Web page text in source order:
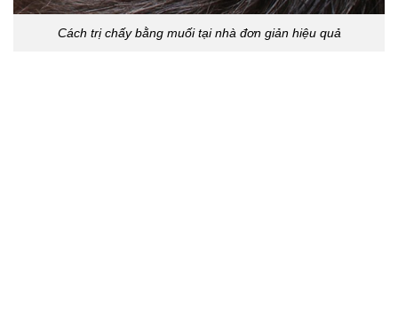
Cách trị chấy bằng muối tại nhà đơn giản hiệu quả